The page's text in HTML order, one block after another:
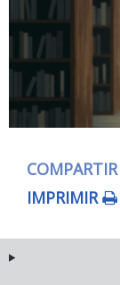
COMPARTIR
IMPRIMIR